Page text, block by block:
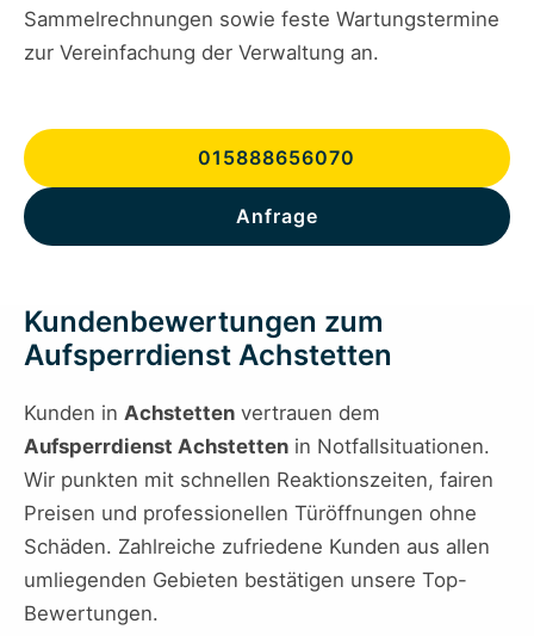
Sammelrechnungen sowie feste Wartungstermine
zur Vereinfachung der Verwaltung an.
015888656070
Anfrage
Kundenbewertungen zum
Aufsperrdienst Achstetten
Kunden in Achstetten vertrauen dem
Aufsperrdienst Achstetten in Notfallsituationen.
Wir punkten mit schnellen Reaktionszeiten, fairen
Preisen und professionellen Türöffnungen ohne
Schäden. Zahlreiche zufriedene Kunden aus allen
umliegenden Gebieten bestätigen unsere Top-
Bewertungen.